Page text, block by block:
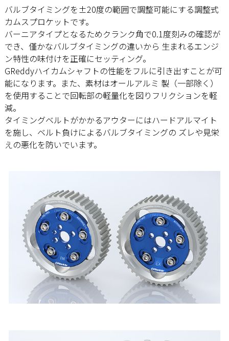
バルブタイミングを±20度の範囲で調整可能にする調整式
カムスプロケットです。
バーニアタイプとなるためクランク角で0.1度刻みの確認が
でき、僅かなバルブタイミングの違いから 生まれるエンジ
ン特性の味付けを正確にセッティング。
GReddyハイカムシャフトの性能をフルに引き出すことが可
能になります。また、素材はオールアルミ 製（一部除く）
を使用することで回転部の軽量化を図りフリクションを軽
減。
タイミングベルトがかかるアウターにはハードアルマイト
を施し、ベルト負けによるバルブタイミングの ズレや見栄
えの悪化を防いでいます。